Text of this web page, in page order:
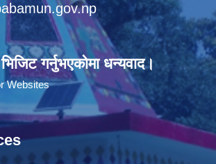
गर्नुभएकोमा धन्यवाद।